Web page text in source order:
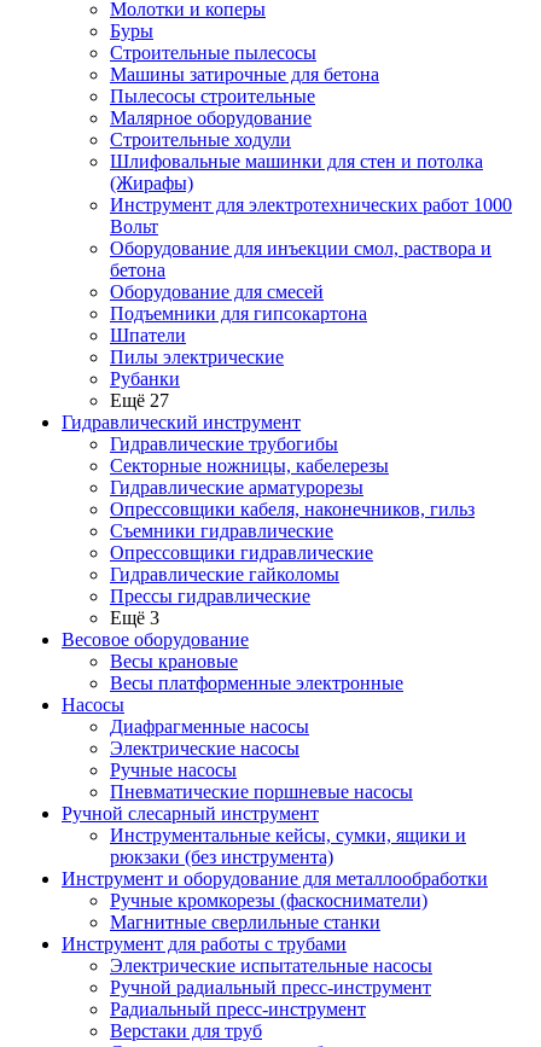
Молотки и коперы
Буры
Строительные пылесосы
Машины затирочные для бетона
Пылесосы строительные
Малярное оборудование
Строительные ходули
Шлифовальные машинки для стен и потолка
(Жирафы)
Инструмент для электротехнических работ 1000
Вольт
Оборудование для инъекции смол, раствора и
бетона
Оборудование для смесей
Подъемники для гипсокартона
Шпатели
Пилы электрические
Рубанки
Ещё 27
Гидравлический инструмент
Гидравлические трубогибы
Секторные ножницы, кабелерезы
Гидравлические арматурорезы
Опрессовщики кабеля, наконечников, гильз
Съемники гидравлические
Опрессовщики гидравлические
Гидравлические гайколомы
Прессы гидравлические
Ещё 3
Весовое оборудование
Весы крановые
Весы платформенные электронные
Насосы
Диафрагменные насосы
Электрические насосы
Ручные насосы
Пневматические поршневые насосы
Ручной слесарный инструмент
Инструментальные кейсы, сумки, ящики и
рюкзаки (без инструмента)
Инструмент и оборудование для металлообработки
Ручные кромкорезы (фаскосниматели)
Магнитные сверлильные станки
Инструмент для работы с трубами
Электрические испытательные насосы
Ручной радиальный пресс-инструмент
Радиальный пресс-инструмент
Верстаки для труб